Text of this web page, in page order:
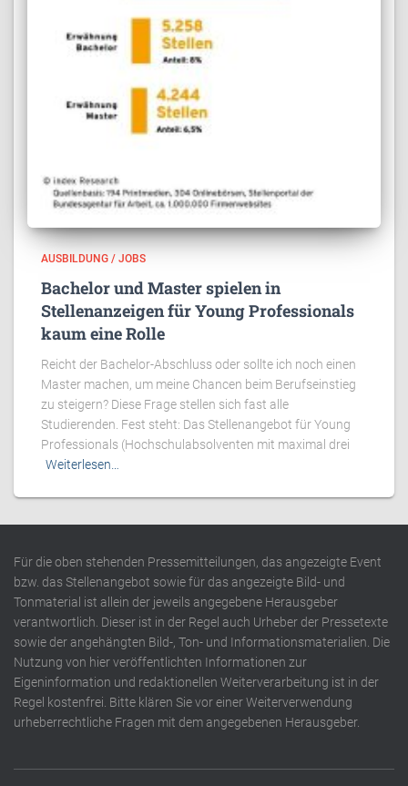
AUSBILDUNG / JOBS
Bachelor und Master spielen in
Stellenanzeigen für Young Professionals
kaum eine Rolle
Reicht der Bachelor-Abschluss oder sollte ich noch einen
Master machen, um meine Chancen beim Berufseinstieg
zu steigern? Diese Frage stellen sich fast alle
Studierenden. Fest steht: Das Stellenangebot für Young
Professionals (Hochschulabsolventen mit maximal drei
Weiterlesen…
Für die oben stehenden Pressemitteilungen, das angezeigte Event
bzw. das Stellenangebot sowie für das angezeigte Bild- und
Tonmaterial ist allein der jeweils angegebene Herausgeber
verantwortlich. Dieser ist in der Regel auch Urheber der Pressetexte
sowie der angehängten Bild-, Ton- und Informationsmaterialien. Die
Nutzung von hier veröffentlichten Informationen zur
Eigeninformation und redaktionellen Weiterverarbeitung ist in der
Regel kostenfrei. Bitte klären Sie vor einer Weiterverwendung
urheberrechtliche Fragen mit dem angegebenen Herausgeber.